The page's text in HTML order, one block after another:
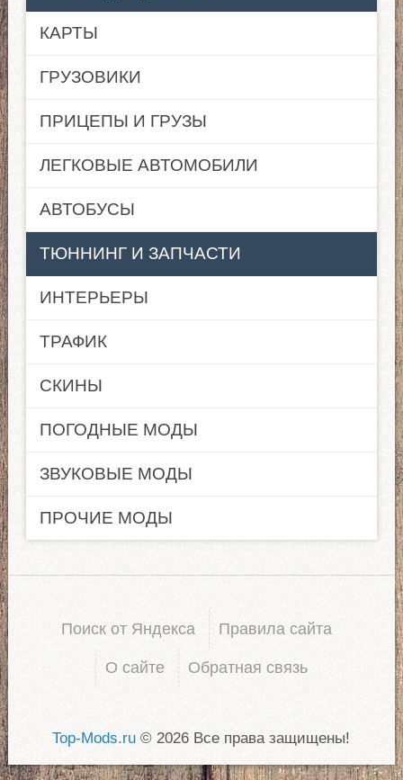
КАРТЫ
ГРУЗОВИКИ
ПРИЦЕПЫ И ГРУЗЫ
ЛЕГКОВЫЕ АВТОМОБИЛИ
АВТОБУСЫ
ТЮННИНГ И ЗАПЧАСТИ
ИНТЕРЬЕРЫ
ТРАФИК
СКИНЫ
ПОГОДНЫЕ МОДЫ
ЗВУКОВЫЕ МОДЫ
ПРОЧИЕ МОДЫ
Поиск от Яндекса Правила сайта
О сайте Обратная связь
Top-Mods.ru © 2026 Все права защищены!